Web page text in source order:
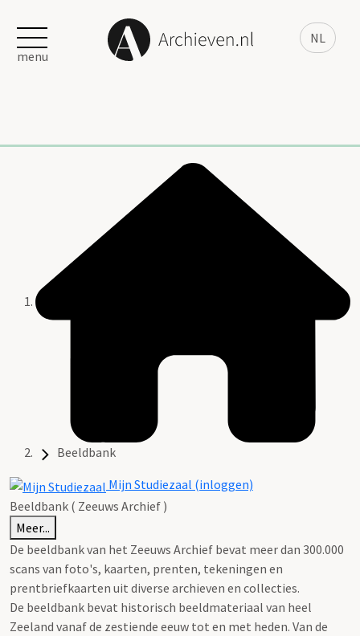
NL
menu
Beeldbank
Mijn Studiezaal (inloggen)
Beeldbank ( Zeeuws Archief )
Meer...
De beeldbank van het Zeeuws Archief bevat meer dan 300.000
scans van foto's, kaarten, prenten, tekeningen en
prentbriefkaarten uit diverse archieven en collecties.
De beeldbank bevat historisch beeldmateriaal van heel
Zeeland vanaf de zestiende eeuw tot en met heden. Van de